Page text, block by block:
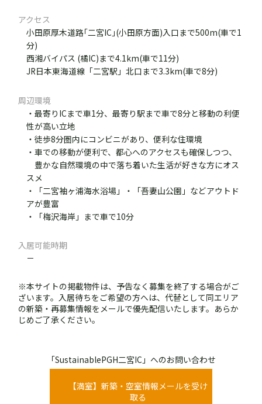
アクセス
小田原厚木道路｢二宮IC｣(小田原方面)入口まで500m(車で1
分)
西湘バイパス (橘IC)まで4.1km(車で11分)
JR日本東海道線「二宮駅」北口まで3.3km(車で8分)
周辺環境
・最寄りICまで車1分、最寄り駅まで車で8分と移動の利便
性が高い立地
・徒歩8分圏内にコンビニがあり、便利な住環境
・車での移動が便利で、都心へのアクセスも確保しつつ、
豊かな自然環境の中で落ち着いた生活が好きな方にオス
スメ
・「二宮袖ヶ浦海水浴場」・「吾妻山公園」などアウトド
アが豊富
・「梅沢海岸」まで車で10分
入居可能時期
－
※本サイトの掲載物件は、予告なく募集を終了する場合がご
ざいます。入居待ちをご希望の方へは、代替として同エリア
の新築・再募集情報をメールで優先配信いたします。あらか
じめご了承ください。
「SustainablePGH二宮IC」へのお問い合わせ
【満室】新築・空室情報メールを受け
取る